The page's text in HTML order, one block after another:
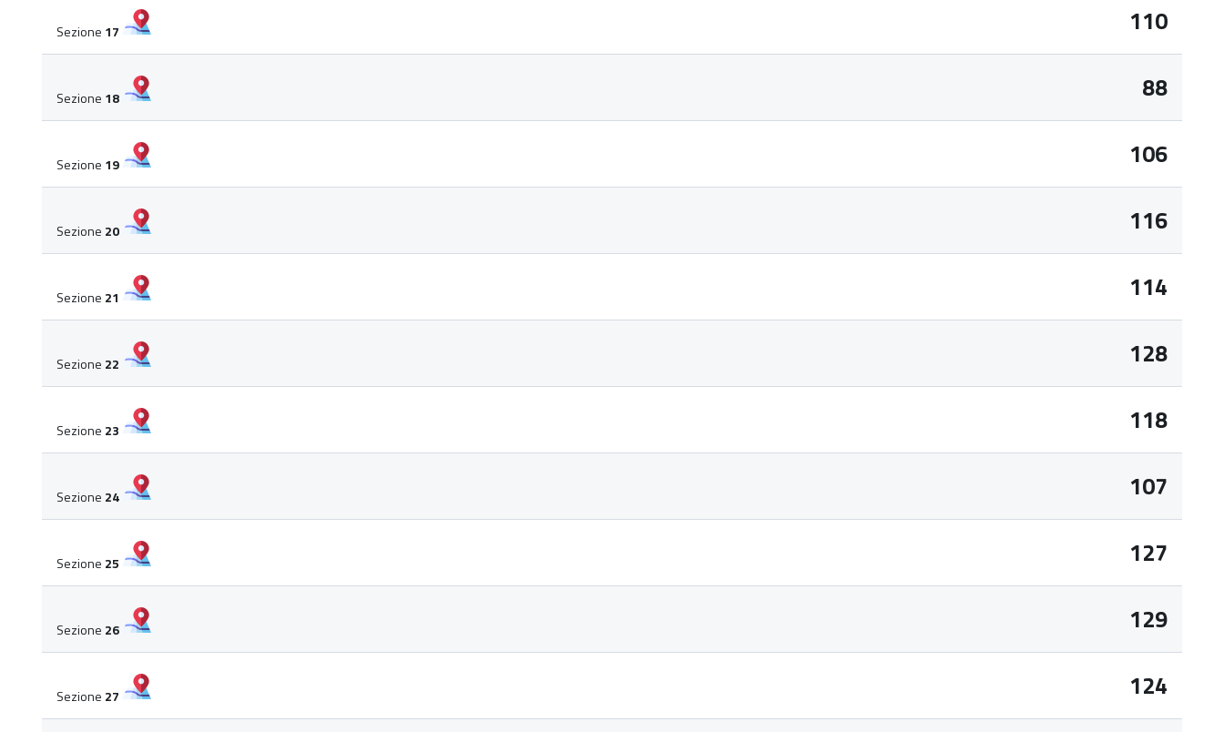
Sezione 17 110
Sezione 18 88
Sezione 19 106
Sezione 20 116
Sezione 21 114
Sezione 22 128
Sezione 23 118
Sezione 24 107
Sezione 25 127
Sezione 26 129
Sezione 27 124